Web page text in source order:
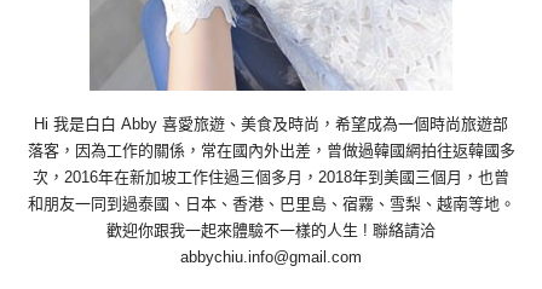
Hi 我是白白 Abby 喜愛旅遊、美食及時尚，希望成為一個時尚旅遊部
落客，因為工作的關係，常在國內外出差，曾做過韓國網拍往返韓國多
次，2016年在新加坡工作住過三個多月，2018年到美國三個月，也曾
和朋友一同到過泰國、日本、香港、巴里島、宿霧、雪梨、越南等地。
歡迎你跟我一起來體驗不一樣的人生 ! 聯絡請洽
abbychiu.info@gmail.com